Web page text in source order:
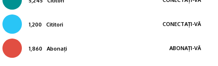
1,200 Cititori CONECTAȚI-VĂ
1,860 Abonați ABONAȚI-VĂ